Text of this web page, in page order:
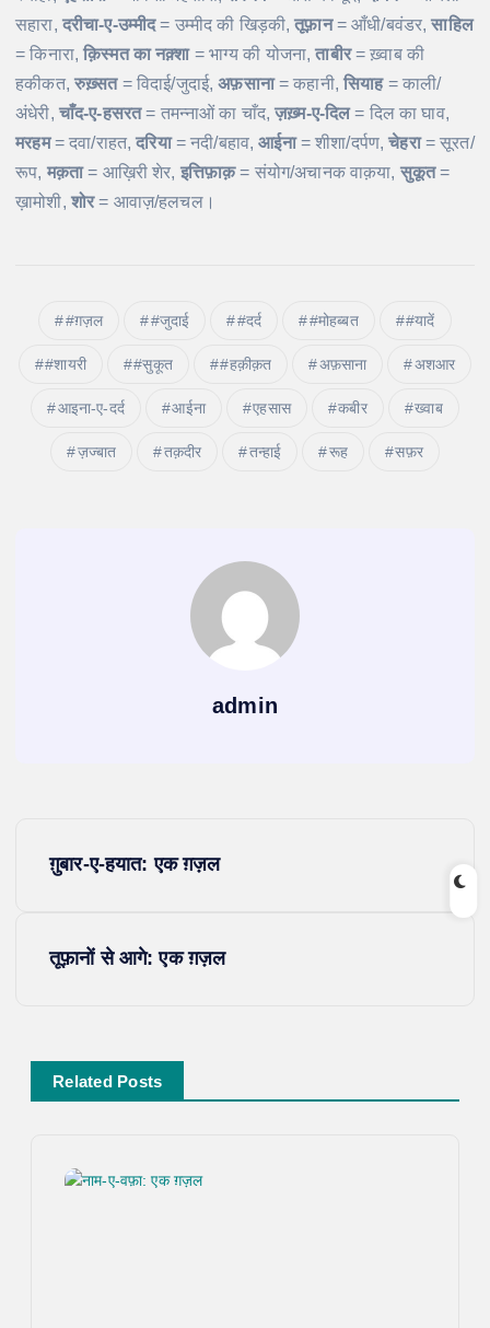
सहारा, दरीचा-ए-उम्मीद= उम्मीद की खिड़की,तूफ़ान= आँधी/बवंडर,साहिल
= किनारा,क़िस्मत का नक़्शा= भाग्य की योजना,ताबीर= ख़्वाब की
हकीकत, रुख़्सत= विदाई/जुदाई,अफ़साना= कहानी, सियाह= काली/
अंधेरी, चाँद-ए-हसरत= तमन्नाओं का चाँद,ज़ख़्म-ए-दिल= दिल का घाव,
मरहम= दवा/राहत,दरिया= नदी/बहाव,आईना= शीशा/दर्पण,चेहरा= सूरत/
रूप, मक़ता= आख़िरी शेर, इत्तिफ़ाक़= संयोग/अचानक वाक़या, सुकूत=
ख़ामोशी, शोर= आवाज़/हलचल।
#ग़ज़ल #जुदाई #दर्द #मोहब्बत #यादें
#शायरी #सुकूत #हक़ीक़त अफ़साना अशआर
आइना-ए-दर्द आईना एहसास कबीर ख्वाब
ज़ज्बात तक़दीर तन्हाई रूह सफ़र
admin
n
a
ग़ुबार-ए-हयात: एक ग़ज़ल
तूफ़ानों से आगे: एक ग़ज़ल
Related Posts